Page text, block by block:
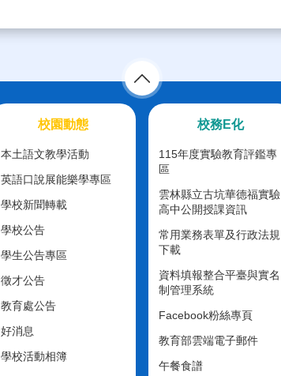
校園動態
本土語文教學活動
英語口說展能樂學專區
學校新聞轉載
學校公告
學生公告專區
徵才公告
教育處公告
好消息
學校活動相簿
校務E化
115年度實驗教育評鑑專
區
雲林縣立古坑華德福實驗
高中公開授課資訊
常用業務表單及行政法規
下載
資料填報整合平臺與實名
制管理系統
Facebook粉絲專頁
教育部雲端電子郵件
午餐食譜